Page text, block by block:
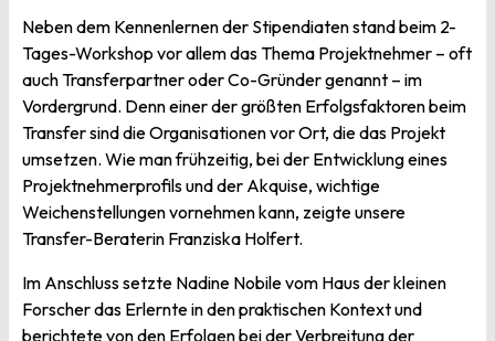
Neben dem Kennenlernen der Stipendiaten stand beim 2-
Tages-Workshop vor allem das Thema Projektnehmer – oft
auch Transferpartner oder Co-Gründer genannt – im
Vordergrund. Denn einer der größten Erfolgsfaktoren beim
Transfer sind die Organisationen vor Ort, die das Projekt
umsetzen. Wie man frühzeitig, bei der Entwicklung eines
Projektnehmerprofils und der Akquise, wichtige
Weichenstellungen vornehmen kann, zeigte unsere
Transfer-Beraterin Franziska Holfert.
Im Anschluss setzte Nadine Nobile vom Haus der kleinen
Forscher das Erlernte in den praktischen Kontext und
berichtete von den Erfolgen bei der Verbreitung der